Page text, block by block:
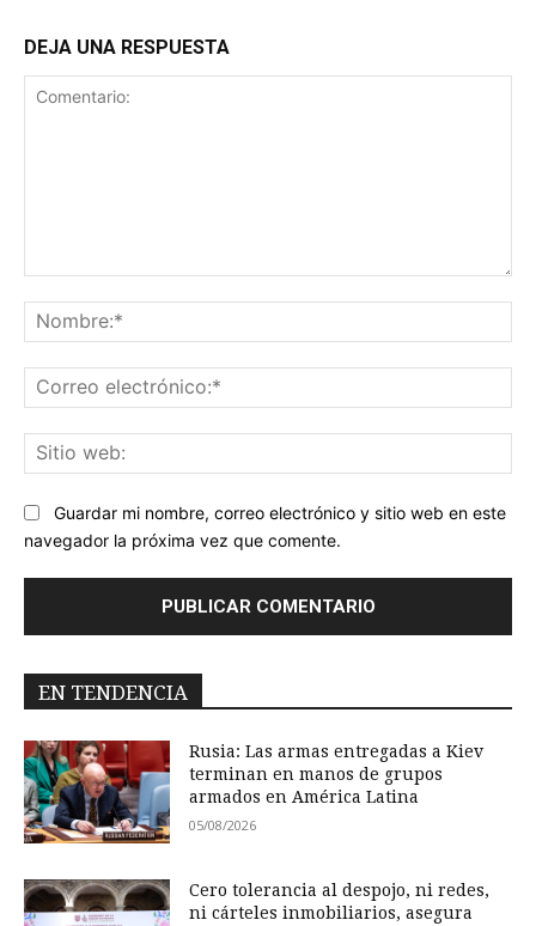
DEJA UNA RESPUESTA
Guardar mi nombre, correo electrónico y sitio web en este
navegador la próxima vez que comente.
EN TENDENCIA
Rusia: Las armas entregadas a Kiev
terminan en manos de grupos
armados en América Latina
05/08/2026
Cero tolerancia al despojo, ni redes,
ni cárteles inmobiliarios, asegura